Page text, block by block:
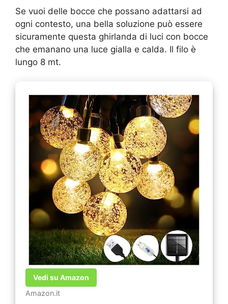
Se vuoi delle bocce che possano adattarsi ad
ogni contesto, una bella soluzione può essere
sicuramente questa ghirlanda di luci con bocce
che emanano una luce gialla e calda. Il filo è
lungo 8 mt.
Vedi su Amazon
Amazon.it